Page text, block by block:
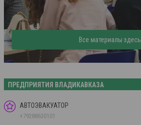
Все материалы здесь
ПРЕДПРИЯТИЯ ВЛАДИКАВКАЗА
АВТОЭВАКУАТОР
+79288630101